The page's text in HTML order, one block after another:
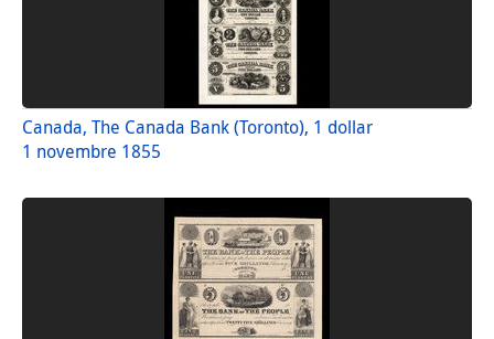
Canada, The Canada Bank (Toronto), 1 dollar
1 novembre 1855